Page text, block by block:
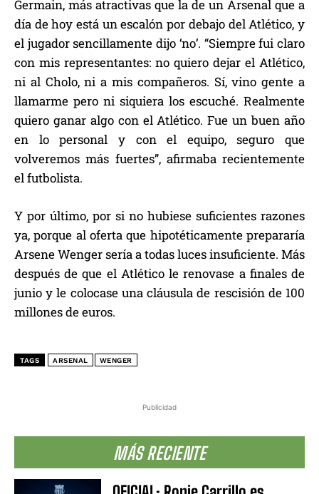
Publicidad
MÁS RECIENTE
Germain, más atractivas que la de un Arsenal que a
día de hoy está un escalón por debajo del Atlético, y
el jugador sencillamente dijo ‘no’. “Siempre fui claro
con mis representantes: no quiero dejar el Atlético,
ni al Cholo, ni a mis compañeros. Sí, vino gente a
llamarme pero ni siquiera los escuché. Realmente
quiero ganar algo con el Atlético. Fue un buen año
en lo personal y con el equipo, seguro que
volveremos más fuertes”, afirmaba recientemente
el futbolista.
Y por último, por si no hubiese suficientes razones
ya, porque al oferta que hipotéticamente prepararía
Arsene Wenger sería a todas luces insuficiente. Más
después de que el Atlético le renovase a finales de
junio y le colocase una cláusula de rescisión de 100
millones de euros.
TAGS ARSENAL WENGER